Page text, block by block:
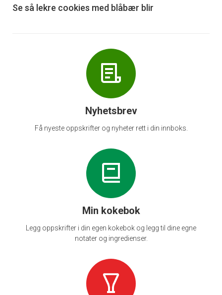
6
Se så lekre cookies med blåbær blir
Nyhetsbrev
Få nyeste oppskrifter og nyheter rett i din innboks.
Min kokebok
Legg oppskrifter i din egen kokebok og legg til dine egne
notater og ingredienser.